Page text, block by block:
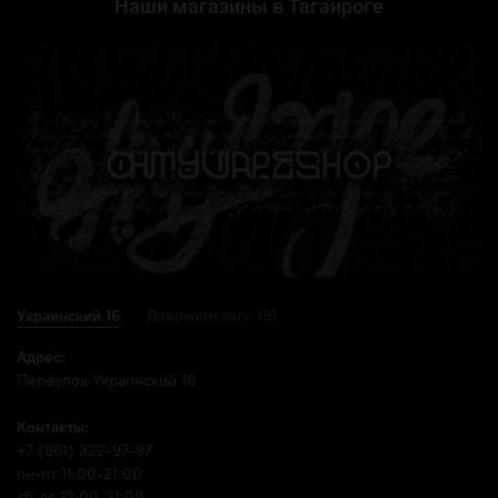
Наши магазины в Таганроге
Украинский 16
Адрес:
Переулок Украинский 16
Контакты:
+7 (961) 322-97-97
пн-пт 11:00-21:00